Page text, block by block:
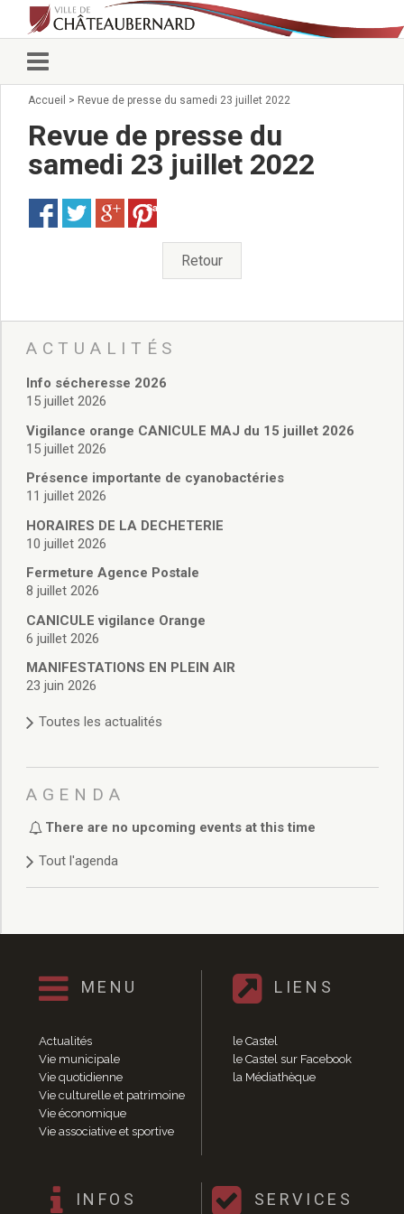
Vie municipale
Conseillers municipaux
Commissions 2026
Arrêtés du Maire
Services municipaux
Pour venir nous voir
administratives
Services Techniques
Affaires Scolaires
Vie associative
Police Municipale/règlementation
Cimetière/réglementation funéraire
Services en ligne
Licences boissons
Cadastre
Actes d’état civil
Budget de Fonctionnement
Budget d’Investissement
Conseils municipaux
Règlement du conseil municipal
Délibérations 2025
Délibérations 2022
Délibérations 2021
Délibérations 2020
Délibérations 2019
Délibérations 2018
Délibérations 2014
Délibérations 2013
Délibérations 2011
Délibérations 2010
Délibérations 2009
Délibérations 2008
Agenda réunions publiques
Marchés publics
Vie quotidienne
Accueil > Revue de presse du samedi 23 juillet 2022
Revue de presse du
samedi 23 juillet 2022
Save
Retour
ACTUALITÉS
Info sécheresse 2026
15 juillet 2026
Vigilance orange CANICULE MAJ du 15 juillet 2026
15 juillet 2026
Présence importante de cyanobactéries
11 juillet 2026
HORAIRES DE LA DECHETERIE
10 juillet 2026
Fermeture Agence Postale
8 juillet 2026
CANICULE vigilance Orange
6 juillet 2026
MANIFESTATIONS EN PLEIN AIR
23 juin 2026
Toutes les actualités
AGENDA
There are no upcoming events at this time
Tout l'agenda
MENU
Actualités
Vie municipale
Vie quotidienne
Vie culturelle et patrimoine
Vie économique
Vie associative et sportive
LIENS
le Castel
le Castel sur Facebook
la Médiathèque
INFOS SERVICES